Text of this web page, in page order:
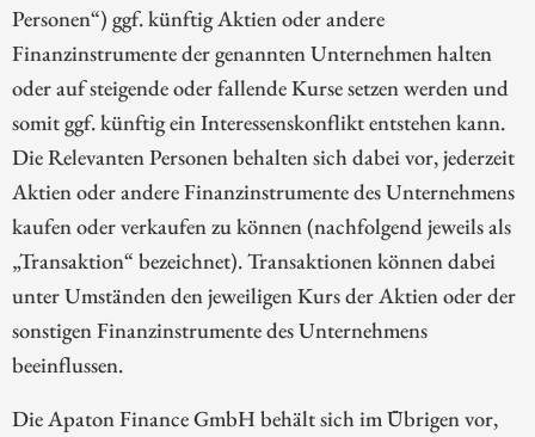
Personen“) ggf. künftig Aktien oder andere
Finanzinstrumente der genannten Unternehmen halten
oder auf steigende oder fallende Kurse setzen werden und
somit ggf. künftig ein Interessenskonflikt entstehen kann.
Die Relevanten Personen behalten sich dabei vor, jederzeit
Aktien oder andere Finanzinstrumente des Unternehmens
kaufen oder verkaufen zu können (nachfolgend jeweils als
„Transaktion“ bezeichnet). Transaktionen können dabei
unter Umständen den jeweiligen Kurs der Aktien oder der
sonstigen Finanzinstrumente des Unternehmens
beeinflussen.
Die Apaton Finance GmbH behält sich im Übrigen vor,